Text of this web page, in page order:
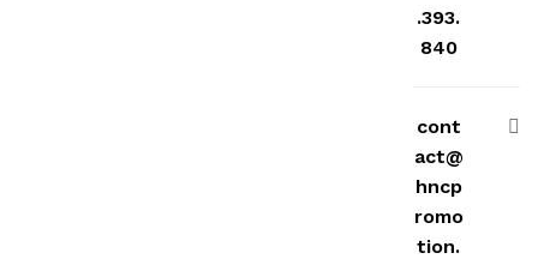
.393.
840
cont
act@
hncp
romo
tion.